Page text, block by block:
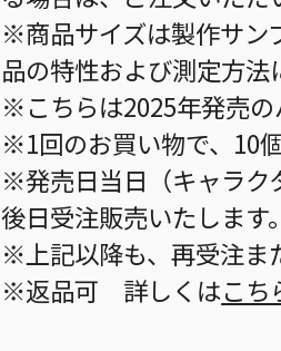
※商品サイズは製作サン
品の特性および測定方法
※こちらは2025年発売の
※1回のお買い物で、10
※発売日当日（キャラク
後日受注販売いたします。
※上記以降も、再受注ま
※返品可 詳しくはこち